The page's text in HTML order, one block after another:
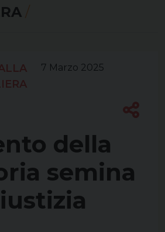
/
7 Marzo 2025
della
semina